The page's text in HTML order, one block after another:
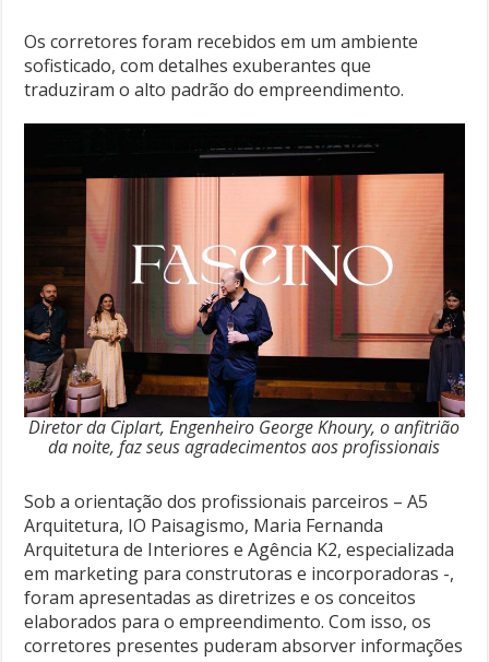
Os corretores foram recebidos em um ambiente
sofisticado, com detalhes exuberantes que
traduziram o alto padrão do empreendimento.
Diretor da Ciplart, Engenheiro George Khoury, o anfitrião
da noite, faz seus agradecimentos aos profissionais
Sob a orientação dos profissionais parceiros – A5
Arquitetura, IO Paisagismo, Maria Fernanda
Arquitetura de Interiores e Agência K2, especializada
em marketing para construtoras e incorporadoras -,
foram apresentadas as diretrizes e os conceitos
elaborados para o empreendimento. Com isso, os
corretores presentes puderam absorver informações